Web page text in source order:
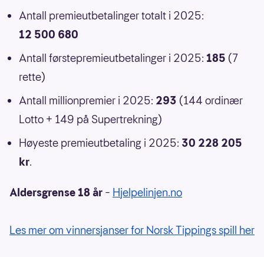
Antall premieutbetalinger totalt i 2025:
12 500 680
Antall førstepremieutbetalinger i 2025: 185 (7
rette)
Antall millionpremier i 2025: 293 (144 ordinær
Lotto + 149 på Supertrekning)
Høyeste premieutbetaling i 2025: 30 228 205
kr.
Aldersgrense 18 år – Hjelpelinjen.no
Les mer om vinnersjanser for Norsk Tippings spill her